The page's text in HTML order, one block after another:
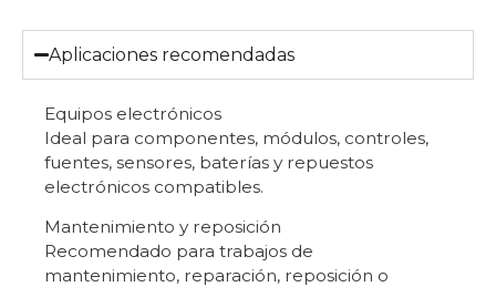
Aplicaciones recomendadas
Equipos electrónicos
Ideal para componentes, módulos, controles,
fuentes, sensores, baterías y repuestos
electrónicos compatibles.
Mantenimiento y reposición
Recomendado para trabajos de
mantenimiento, reparación, reposición o